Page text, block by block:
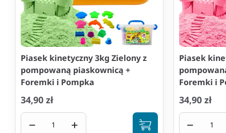
Piasek kinetyczny 3kg Zielony z
pompowaną piaskownicą +
Foremki i Pompka
34,90 zł
− +
Piasek
Foremki i
34,90 zł
−